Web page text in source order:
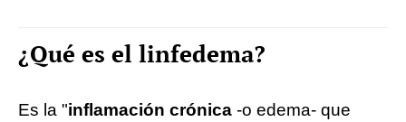
¿Qué es el linfedema?
Es la "inflamación crónica -o edema- que